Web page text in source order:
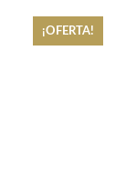
¡OFERTA!